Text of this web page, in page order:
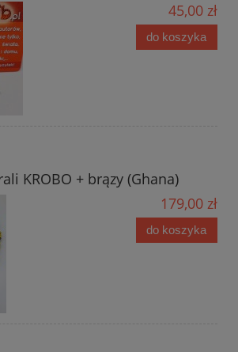
45,00 zł
do koszyka
KROBO + brązy (Ghana)
179,00 zł
do koszyka